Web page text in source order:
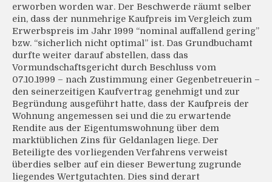
erworben worden war. Der Beschwerde räumt selber
ein, dass der nunmehrige Kaufpreis im Vergleich zum
Erwerbspreis im Jahr 1999 “nominal auffallend gering”
bzw. “sicherlich nicht optimal” ist. Das Grundbuchamt
durfte weiter darauf abstellen, dass das
Vormundschaftsgericht durch Beschluss vom
07.10.1999 – nach Zustimmung einer Gegenbetreuerin –
den seinerzeitigen Kaufvertrag genehmigt und zur
Begründung ausgeführt hatte, dass der Kaufpreis der
Wohnung angemessen sei und die zu erwartende
Rendite aus der Eigentumswohnung über dem
marktüblichen Zins für Geldanlagen liege. Der
Beteiligte des vorliegenden Verfahrens verweist
überdies selber auf ein dieser Bewertung zugrunde
liegendes Wertgutachten. Dies sind derart